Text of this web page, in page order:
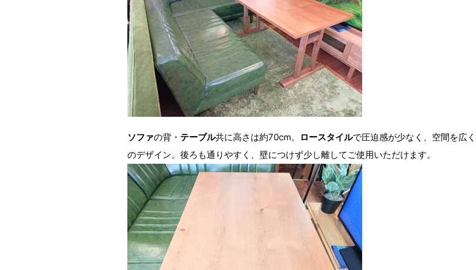
ソファの背・ テーブル共に高さは約70cm。 ロースタイルで圧迫感が少なく、空間を広
のデザイン。後ろも通りやすく、壁につけず少し離してご使用いただけます。